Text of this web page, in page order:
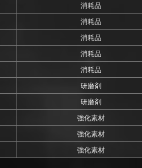
消耗品
消耗品
消耗品
消耗品
消耗品
研磨剤
研磨剤
強化素材
強化素材
強化素材